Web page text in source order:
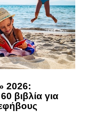
2026:
βιβλία για